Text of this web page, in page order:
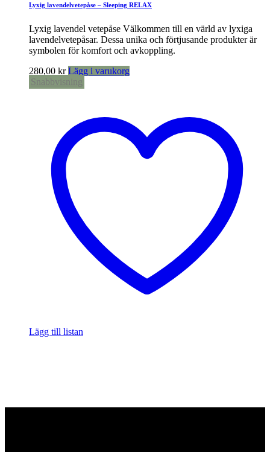
Lyxig lavendelvetepåse – Sleeping RELAX
Lyxig lavendel vetepåse Välkommen till en värld av lyxiga
lavendelvetepåsar. Dessa unika och förtjusande produkter är
symbolen för komfort och avkoppling.
280,00 kr Lägg i varukorg
Snabbvisning
Lägg till listan